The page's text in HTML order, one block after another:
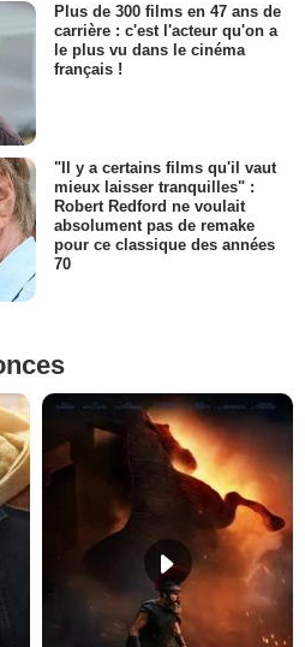
Plus de 300 films en 47 ans de
carrière : c'est l'acteur qu'on a
le plus vu dans le cinéma
français !
"Il y a certains films qu'il vaut
mieux laisser tranquilles" :
Robert Redford ne voulait
absolument pas de remake
pour ce classique des années
70